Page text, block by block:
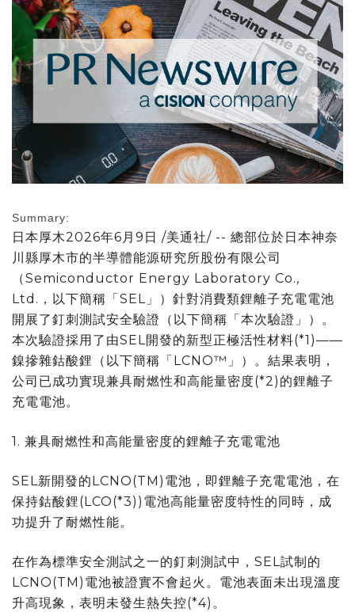
Summary:
日本厚木2026年6月9日 /美通社/ -- 總部位於日本神奈
川縣厚木市的半導體能源研究所股份有限公司
（Semiconductor Energy Laboratory Co.,
Ltd.，以下簡稱「SEL」）針對消費類鋰離子充電電池
開展了釘刺測試安全驗證（以下簡稱「本次驗證」）。
本次驗證採用了由SEL開發的新型正極活性材料(*1)——
鎳摻雜鈷酸鋰（以下簡稱「LCNO™」）。結果表明，
公司已成功實現兼具耐燃性和高能量密度(*2)的鋰離子
充電電池。
1. 兼具耐燃性和高能量密度的鋰離子充電電池
SEL新開發的LCNO(TM)電池，即鋰離子充電電池，在
保持鈷酸鋰(LCO(*3))電池高能量密度特性的同時，成
功提升了耐燃性能。
在作為標準安全測試之一的釘刺測試中，SEL試制的
LCNO(TM)電池被證實不會起火。電池表面未出現溫度
升高現象，表明未發生熱失控(*4)。